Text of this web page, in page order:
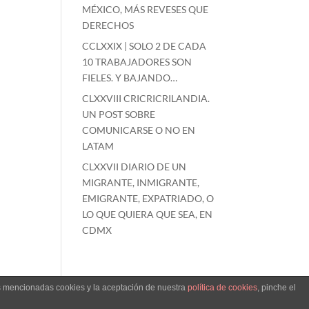
MÉXICO, MÁS REVESES QUE
DERECHOS
CCLXXIX | SOLO 2 DE CADA
10 TRABAJADORES SON
FIELES. Y BAJANDO…
CLXXVIII CRICRICRILANDIA.
UN POST SOBRE
COMUNICARSE O NO EN
LATAM
CLXXVII DIARIO DE UN
MIGRANTE, INMIGRANTE,
EMIGRANTE, EXPATRIADO, O
LO QUE QUIERA QUE SEA, EN
CDMX
cookies y la aceptación de nuestra política de cookies, pinche el